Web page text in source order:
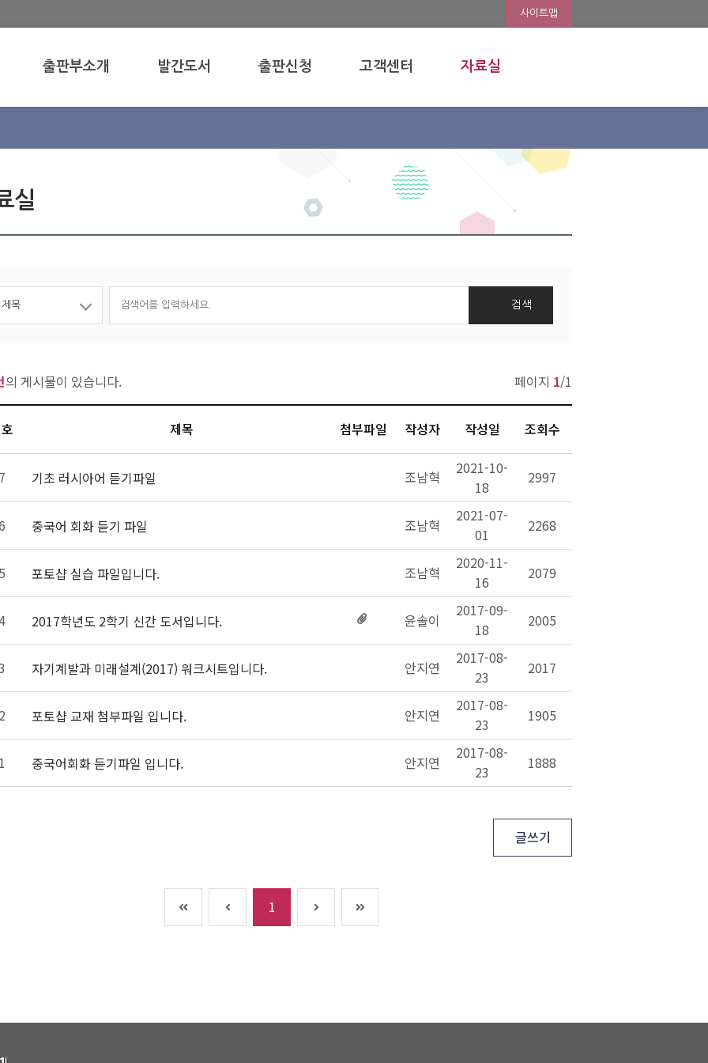
사이트맵
출판부소개 발간도서 출판신청 고객센터 자료실
실
검색
의 게시물이 있습니다. 페이지 1/1
제목 첨부파일 작성자 작성일 조회수
기초 러시아어 듣기파일 조남혁
2021-10-
18
2997
중국어 회화 듣기 파일 조남혁
2021-07-
01
2268
포토샵 실습 파일입니다. 조남혁
2020-11-
16
2079
2017학년도 2학기 신간 도서입니다. 윤솔이
2017-09-
18
2005
자기계발과 미래설계(2017) 워크시트입니다. 안지연
2017-08-
23
2017
포토샵 교재 첨부파일 입니다. 안지연
2017-08-
23
1905
중국어회화 듣기파일 입니다. 안지연
2017-08-
23
1888
글쓰기
1